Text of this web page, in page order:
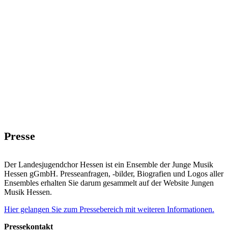
Presse
Der Landesjugendchor Hessen ist ein Ensemble der Junge Musik
Hessen gGmbH. Presseanfragen, -bilder, Biografien und Logos aller
Ensembles erhalten Sie darum gesammelt auf der Website Jungen
Musik Hessen.
Hier gelangen Sie zum Pressebereich mit weiteren Informationen.
Pressekontakt